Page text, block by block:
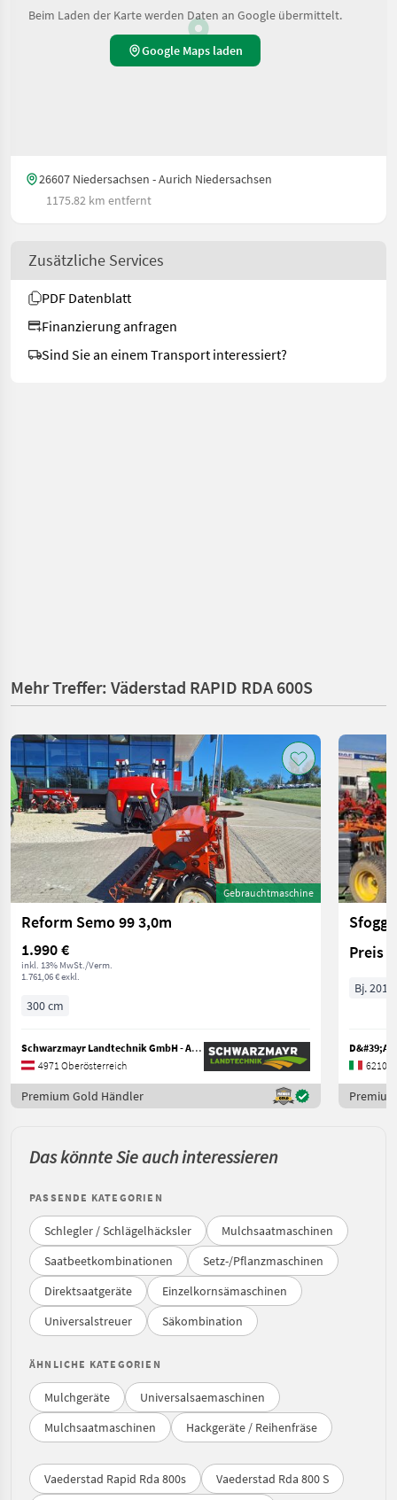
Beim Laden der Karte werden Daten an Google übermittelt.
Google Maps laden
26607 Niedersachsen - Aurich Niedersachsen
1175.82 km entfernt
Zusätzliche Services
PDF Datenblatt
Finanzierung anfragen
Sind Sie an einem Transport interessiert?
Mehr Treffer: Väderstad RAPID RDA 600S
Gebrauchtmaschine
Reform Semo 99 3,0m
1.990 €
inkl. 13% MwSt./Verm.
1.761,06 € exkl.
300 cm
Schwarzmayr Landtechnik GmbH - Aurolzmünster
4971 Oberösterreich
Premium Gold Händler
Preis
Bj. 2011
62100
Das könnte Sie auch interessieren
PASSENDE KATEGORIEN
Schlegler / Schlägelhäcksler
Mulchsaatmaschinen
Saatbeetkombinationen
Setz-/Pflanzmaschinen
Direktsaatgeräte
Einzelkornsämaschinen
Universalstreuer
Säkombination
ÄHNLICHE KATEGORIEN
Mulchgeräte
Universalsaemaschinen
Mulchsaatmaschinen
Hackgeräte / Reihenfräse
Vaederstad Rapid Rda 800s
Vaederstad Rda 800 S